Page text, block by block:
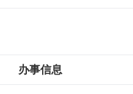
办事信息